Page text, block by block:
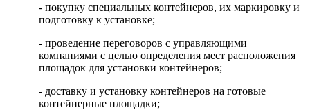
- покупку специальных контейнеров, их маркировку и
подготовку к установке;
- проведение переговоров с управляющими
компаниями с целью определения мест расположения
площадок для установки контейнеров;
- доставку и установку контейнеров на готовые
контейнерные площадки;